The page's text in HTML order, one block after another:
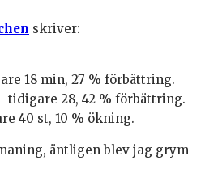
skriver:
18 min, 27 % förbättring.
tidigare 28, 42 % förbättring.
40 st, 10 % ökning.
äntligen blev jag grym